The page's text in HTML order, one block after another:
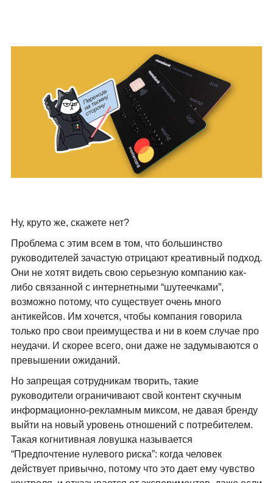
Ну, круто же, скажете нет?
Проблема с этим всем в том, что большинство
руководителей зачастую отрицают креативный подход.
Они не хотят видеть свою серьезную компанию как-
либо связанной с интернетными “шутеечками”,
возможно потому, что существует очень много
антикейсов. Им хочется, чтобы компания говорила
только про свои преимущества и ни в коем случае про
неудачи. И скорее всего, они даже не задумываются о
превышении ожиданий.
Но запрещая сотрудникам творить, такие
руководители ограничивают свой контент скучным
информационно-рекламным миксом, не давая бренду
выйти на новый уровень отношений с потребителем.
Такая когнитивная ловушка называется
“Предпочтение нулевого риска”: когда человек
действует привычно, потому что это дает ему чувство